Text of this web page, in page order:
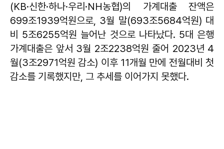
(KB·신한·하나·우리·NH농협)의 가계대출 잔액은
699조1939억원으로, 3월 말(693조5684억원) 대
비 5조6255억원 늘어난 것으로 나타났다. 5대 은행
가계대출은 앞서 3월 2조2238억원 줄어 2023년 4
월(3조2971억원 감소) 이후 11개월 만에 전월대비 첫
감소를 기록했지만, 그 추세를 이어가지 못했다.